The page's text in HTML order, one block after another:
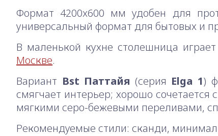
Формат 4200x600 мм удобен для
универсальный формат для бытовых и
В маленькой кухне столешница
Москве.
Вариант Bst Паттайя (серия Elga 1)
смягчает интерьер; хорошо
мягкими серо-бежевыми переливами,
Рекомендуемые стили: сканди,